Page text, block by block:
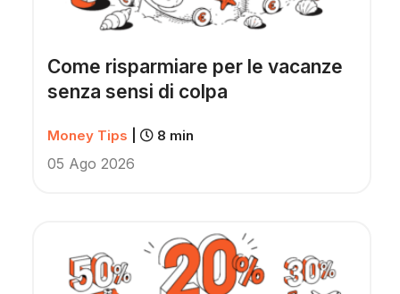
Come risparmiare per le vacanze
senza sensi di colpa
Money Tips 8 min
05 Ago 2026